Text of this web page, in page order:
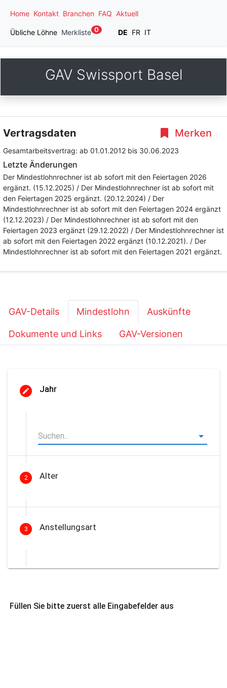
Home Kontakt Branchen FAQ Aktuell
Übliche Löhne Merkliste 0 DE FR IT
GAV Swissport Basel
Merken
Vertragsdaten
Gesamtarbeitsvertrag: ab 01.01.2012 bis 30.06.2023
Letzte Änderungen
Der Mindestlohnrechner ist ab sofort mit den Feiertagen 2026
ergänzt. (15.12.2025) / Der Mindestlohnrechner ist ab sofort mit
den Feiertagen 2025 ergänzt. (20.12.2024) / Der
Mindestlohnrechner ist ab sofort mit den Feiertagen 2024 ergänzt
(12.12.2023) / Der Mindestlohnrechner ist ab sofort mit den
Feiertagen 2023 ergänzt (29.12.2022) / Der Mindestlohnrechner ist
ab sofort mit den Feiertagen 2022 ergänzt (10.12.2021). / Der
Mindestlohnrechner ist ab sofort mit den Feiertagen 2021 ergänzt.
GAV-Details Mindestlohn Auskünfte
Dokumente und Links GAV-Versionen
Jahr
2 Alter
3 Anstellungsart
Füllen Sie bitte zuerst alle Eingabefelder aus